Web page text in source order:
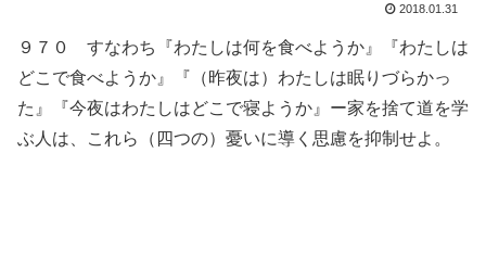
2018.01.31
９７０ すなわち『わたしは何を食べようか』『わたしは
どこで食べようか』『（昨夜は）わたしは眠りづらかっ
た』『今夜はわたしはどこで寝ようか』ー家を捨て道を学
ぶ人は、これら（四つの）憂いに導く思慮を抑制せよ。